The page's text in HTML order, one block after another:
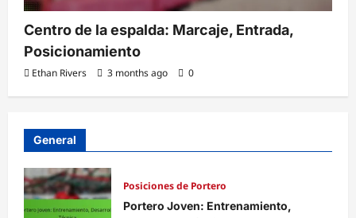
Centro de la espalda: Marcaje, Entrada,
Posicionamiento
Ethan Rivers 3 months ago 0
General
Posiciones de Portero
Portero Joven: Entrenamiento,